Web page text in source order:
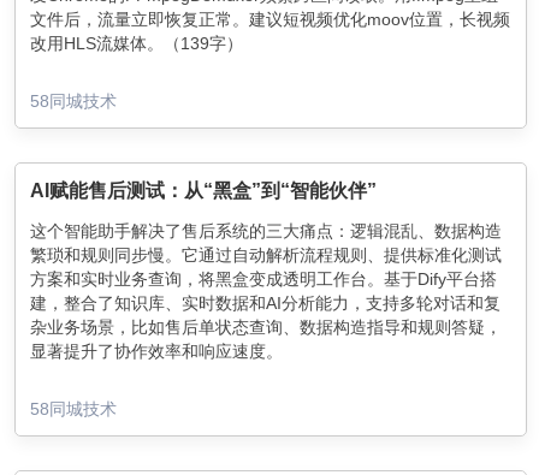
文件后，流量立即恢复正常。建议短视频优化moov位置，长视频
改用HLS流媒体。（139字）
58同城技术
AI赋能售后测试：从“黑盒”到“智能伙伴”
这个智能助手解决了售后系统的三大痛点：逻辑混乱、数据构造
繁琐和规则同步慢。它通过自动解析流程规则、提供标准化测试
方案和实时业务查询，将黑盒变成透明工作台。基于Dify平台搭
建，整合了知识库、实时数据和AI分析能力，支持多轮对话和复
杂业务场景，比如售后单状态查询、数据构造指导和规则答疑，
显著提升了协作效率和响应速度。
58同城技术